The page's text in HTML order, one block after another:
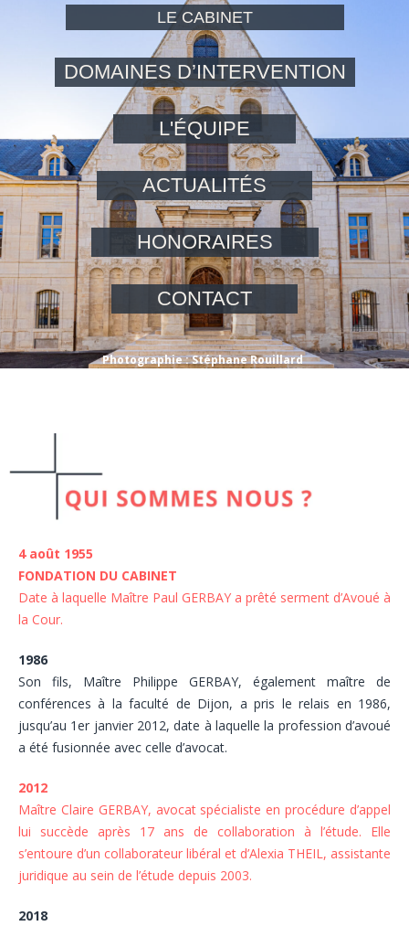
LE CABINET
DOMAINES D’INTERVENTION
L'ÉQUIPE
ACTUALITÉS
HONORAIRES
CONTACT
Photographie : Stéphane Rouillard
4 août 1955
FONDATION DU CABINET
Date à laquelle Maître Paul GERBAY a prêté serment d’Avoué à
la Cour.
1986
Son fils, Maître Philippe GERBAY, également maître de
conférences à la faculté de Dijon, a pris le relais en 1986,
jusqu’au 1er janvier 2012, date à laquelle la profession d’avoué
a été fusionnée avec celle d’avocat.
2012
Maître Claire GERBAY, avocat spécialiste en procédure d’appel
lui succède après 17 ans de collaboration à l’étude. Elle
s’entoure d’un collaborateur libéral et d’Alexia THEIL, assistante
juridique au sein de l’étude depuis 2003.
2018